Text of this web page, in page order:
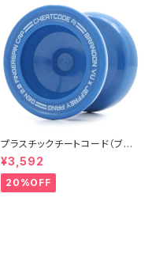
プラスチックチートコード（ブル
ー）
¥3,592
20%OFF